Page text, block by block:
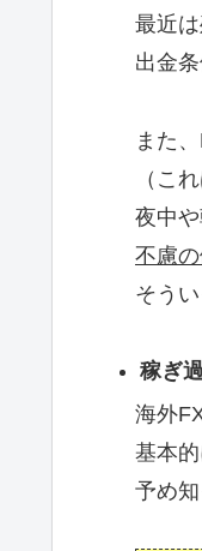
最近
出金
また
（こ
夜中
不慮
そう
稼ぎ
海外
基本
予め